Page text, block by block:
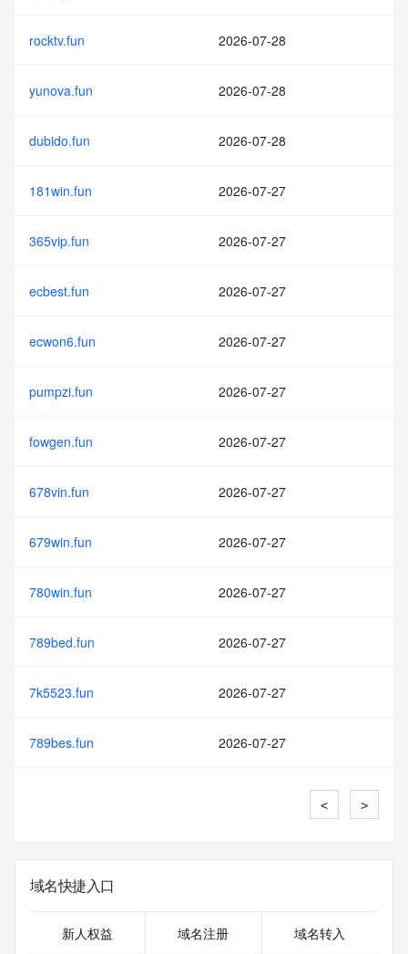
rocktv.fun 2026-07-28
yunova.fun 2026-07-28
dubido.fun 2026-07-28
181win.fun 2026-07-27
365vip.fun 2026-07-27
ecbest.fun 2026-07-27
ecwon6.fun 2026-07-27
pumpzi.fun 2026-07-27
fowgen.fun 2026-07-27
678vin.fun 2026-07-27
679win.fun 2026-07-27
780win.fun 2026-07-27
789bed.fun 2026-07-27
7k5523.fun 2026-07-27
789bes.fun 2026-07-27
< >
域名快捷入口
新人权益 域名注册 域名转入